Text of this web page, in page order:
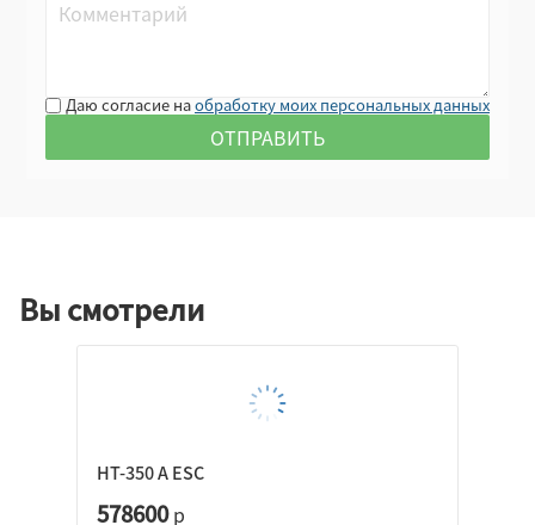
Даю согласие наобработку моих персональных данных
Вы смотрели
HT-350 A ESC
578600р